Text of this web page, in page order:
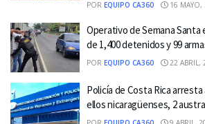
POR EQUIPO CA360 16 MAYO,
Operativo de Semana Santa
de 1,400 detenidos y 99
POR EQUIPO CA360 22 ABRIL,
Policía de Costa Rica
ellos nicaragüenses, 2